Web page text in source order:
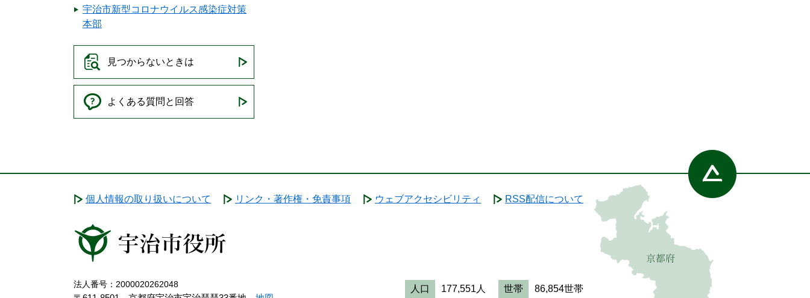
宇治市新型コロナウイルス感染症対策
本部
見つからないときは
よくある質問と回答
個人情報の取り扱いについて リンク・著作権・免責事項 ウェブアクセシビリティ RSS配信について
法人番号：2000020262048 人口 177,551人 世帯 86,854世帯